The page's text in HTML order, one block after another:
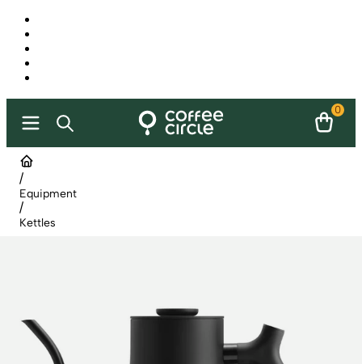
0
/
Equipment
/
Kettles